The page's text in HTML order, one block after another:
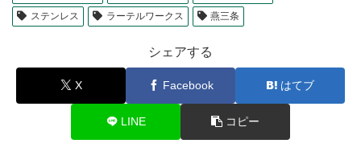
ステンレス
ラーテルワークス 燕三条
シェアする
X Facebook はてブ
LINE コピー